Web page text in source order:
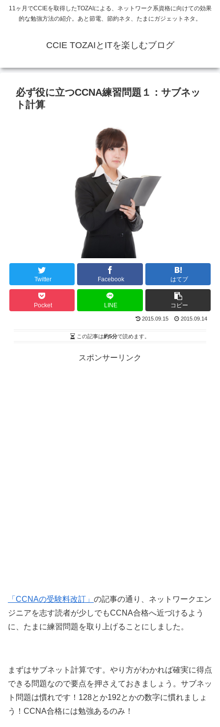
11ヶ月でCCIEを取得したTOZAIによる、ネットワーク系資格に向けての効果
的な勉強方法の紹介。あと節電、節約ネタ、たまにガジェットネタ。
CCIE TOZAIとITを楽しむブログ
必ず役に立つCCNA練習問題１：サブネッ
ト計算
Twitter Facebook はてブ
Pocket LINE コピー
2015.09.15 2015.09.14
この記事は約5分で読めます。
スポンサーリンク
「CCNAの受験料改訂」 の記事の通り、ネットワークエン
ジニアを志す読者が少しでもCCNA合格へ近づけるよう
に、たまに練習問題を取り上げることにしました。
まずはサブネット計算です。やり方がわかれば確実に得点
できる問題なので要点を押さえておきましょう。サブネッ
ト問題は慣れです！128とか192とかの数字に慣れましょ
う！CCNA合格には勉強あるのみ！